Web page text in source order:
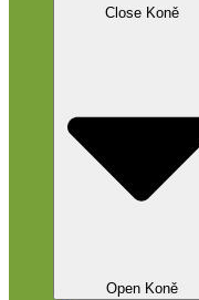
Close Koně
Open Koně